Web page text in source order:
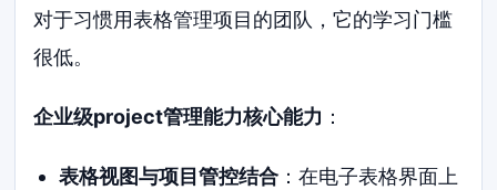
对于习惯用表格管理项目的团队，它的学习门槛
很低。
企业级project管理能力核心能力 ：
表格视图与项目管控结合：在电子表格界面上